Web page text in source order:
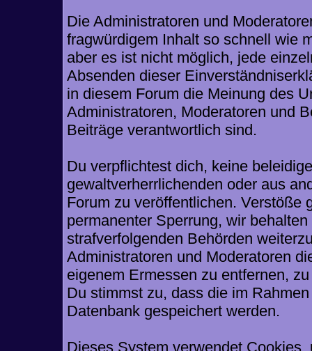
Die Administratoren und
fragwürdigem Inhalt so schnell wie
aber es ist nicht möglich, jede
Absenden dieser
in diesem Forum die Meinung des
Administratoren, Moderatoren und
Beiträge verantwortlich sind.
Du verpflichtest dich, keine
gewaltverherrlichenden oder aus
Forum zu veröffentlichen. Verstöße
permanenter Sperrung, wir
strafverfolgenden Behörden
Administratoren und Moderatoren
eigenem Ermessen zu entfernen,
Du stimmst zu, dass die im
Datenbank gespeichert werden.
Dieses System verwendet